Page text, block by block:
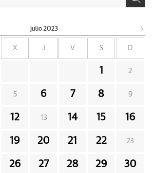
julio 2023
X J V S D
1 2
5 6 7 8 9
12 13 14 15 16
19 20 21 22 23
26 27 28 29 30